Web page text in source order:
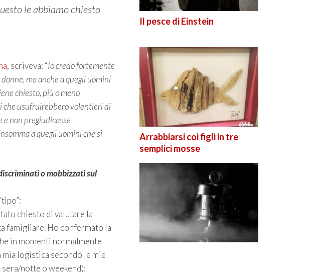
le abbiamo chiesto
, scriveva: “Io credo fortemente
ma anche a quegli uomini
chiesto, più o meno
che usufruirebbero volentieri di
e non pregiudicasse
a quegli uomini che si
o mobbizzati sul
chiesto di valutare la
famigliare. Ho confermato la
in momenti normalmente
logistica secondo le mie
notte o weekend):
Il pesce di Einstein
Arrabbiarsi coi figli in tre
semplici mosse